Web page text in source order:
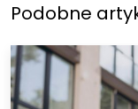
Podobne